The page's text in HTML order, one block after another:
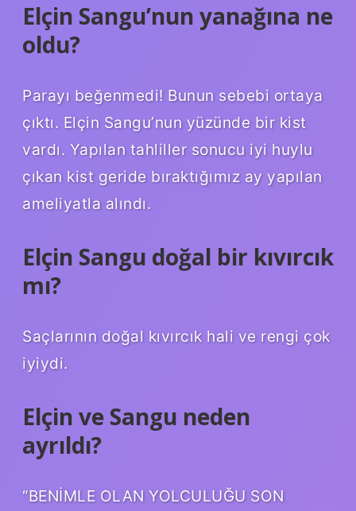
Elçin Sangu’nun yanağına ne
oldu?
Parayı beğenmedi! Bunun sebebi ortaya
çıktı. Elçin Sangu’nun yüzünde bir kist
vardı. Yapılan tahliller sonucu iyi huylu
çıkan kist geride bıraktığımız ay yapılan
ameliyatla alındı.
Elçin Sangu doğal bir kıvırcık
mı?
Saçlarının doğal kıvırcık hali ve rengi çok
iyiydi.
Elçin ve Sangu neden
ayrıldı?
“BENİMLE OLAN YOLCULUĞU SON